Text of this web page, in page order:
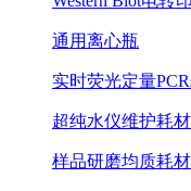
通用离心瓶
实时荧光定量
超纯水仪维护耗材
样品研磨均质耗材